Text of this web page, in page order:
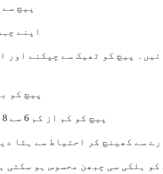
پیچ
1. اپنے
3. پیچ کو
4. پیچ کو کم از کم 6 سے 8 گھنٹے تک لگا رہنے دیں۔ رات بھر استعمال سب سے بہتر کام کرتا ہے۔
سے کھینچ کر احتیاط سے
ہلکی سی چبھن محسوس ہو